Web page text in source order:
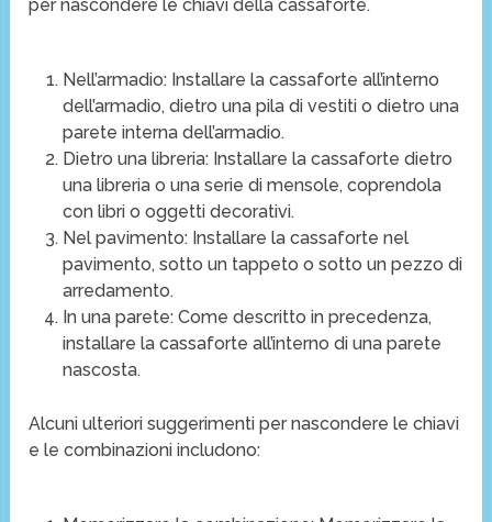
per nascondere le chiavi della cassaforte.
Nell’armadio: Installare la cassaforte all’interno
dell’armadio, dietro una pila di vestiti o dietro una
parete interna dell’armadio.
Dietro una libreria: Installare la cassaforte dietro
una libreria o una serie di mensole, coprendola
con libri o oggetti decorativi.
Nel pavimento: Installare la cassaforte nel
pavimento, sotto un tappeto o sotto un pezzo di
arredamento.
In una parete: Come descritto in precedenza,
installare la cassaforte all’interno di una parete
nascosta.
Alcuni ulteriori suggerimenti per nascondere le chiavi
e le combinazioni includono: